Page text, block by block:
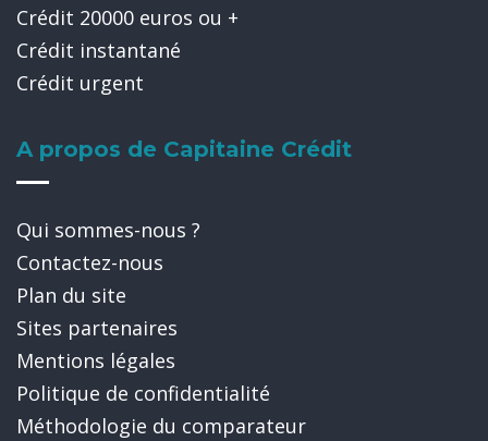
Crédit 20000 euros ou +
Crédit instantané
Crédit urgent
A propos de Capitaine Crédit
Qui sommes-nous ?
Contactez-nous
Plan du site
Sites partenaires
Mentions légales
Politique de confidentialité
Méthodologie du comparateur